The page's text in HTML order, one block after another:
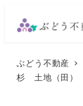
ぶどう不動産
杉 土地（田）